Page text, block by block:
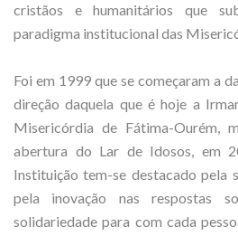
cristãos e humanitários que
paradigma institucional das
Foi em 1999 que se começaram a
direção daquela que é hoje a
Misericórdia de Fátima-Ourém,
abertura do Lar de Idosos, em
Instituição tem-se destacado pela
pela inovação nas respostas
solidariedade para com cada